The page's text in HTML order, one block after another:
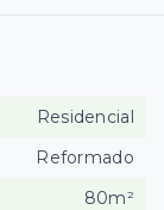
Residencial
Reformado
80m²